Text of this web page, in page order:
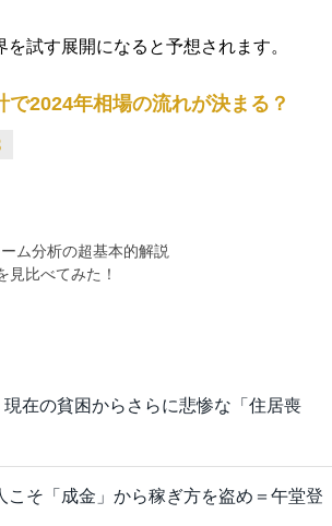
試す展開になると予想されます。
2024年相場の流れが決まる？
ム分析の超基本的解説
比べてみた！
在の貧困からさらに悲惨な「住居喪
そ「成金」から稼ぎ方を盗め＝午堂登